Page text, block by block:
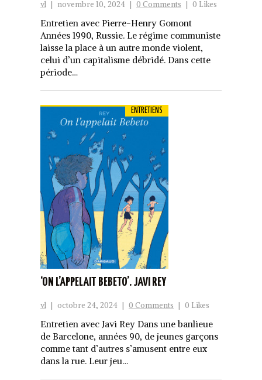
vl | novembre 10, 2024 | 0 Comments | 0 Likes
Entretien avec Pierre-Henry Gomont
Années 1990, Russie. Le régime communiste
laisse la place à un autre monde violent,
celui d’un capitalisme débridé. Dans cette
période…
ENTRETIENS
‘ON L’APPELAIT BEBETO’. JAVI REY
vl | octobre 24, 2024 | 0 Comments | 0 Likes
Entretien avec Javi Rey Dans une banlieue
de Barcelone, années 90, de jeunes garçons
comme tant d’autres s’amusent entre eux
dans la rue. Leur jeu…